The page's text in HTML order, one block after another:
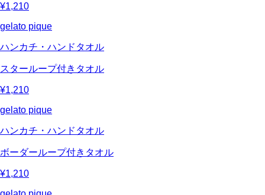
¥1,210
gelato pique
ハンカチ・ハンドタオル
スターループ付きタオル
¥1,210
gelato pique
ハンカチ・ハンドタオル
ボーダーループ付きタオル
¥1,210